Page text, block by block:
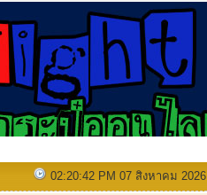
02:20:42 PM 07 สิงหาคม 2026